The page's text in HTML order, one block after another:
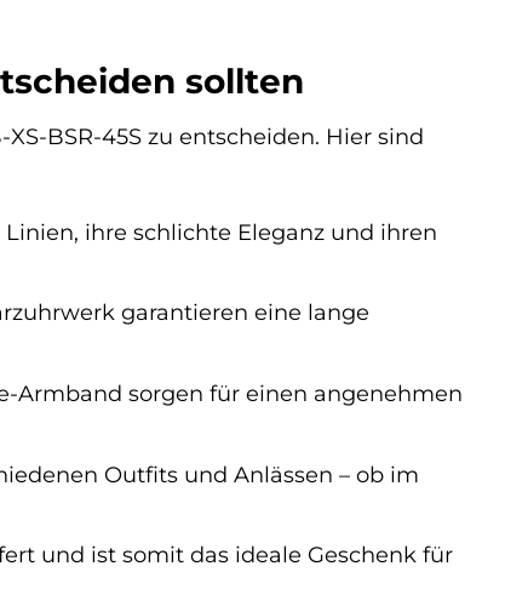
sollten
BSR-45S zu entscheiden. Hier sind
ihre schlichte Eleganz und ihren
garantieren eine lange
Armband sorgen für einen angenehmen
Outfits und Anlässen – ob im
und ist somit das ideale Geschenk für